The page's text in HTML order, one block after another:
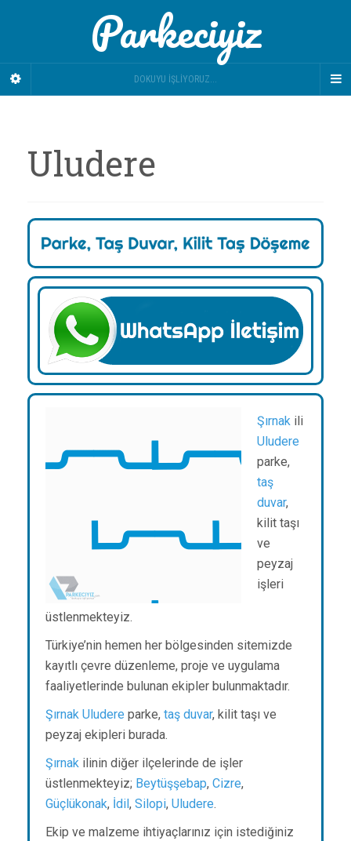
Parkeciyiz
DOKUYU İŞLIYORUZ...
Uludere
Şırnak ili
Uludere
parke,
taş
duvar,
kilit taşı
ve
peyzaj
işleri
üstlenmekteyiz.
Türkiye’nin hemen her bölgesinden sitemizde
kayıtlı çevre düzenleme, proje ve uygulama
faaliyetlerinde bulunan ekipler bulunmaktadır.
Şırnak Uludere parke, taş duvar, kilit taşı ve
peyzaj ekipleri burada.
Şırnak ilinin diğer ilçelerinde de işler
üstlenmekteyiz; Beytüşşebap, Cizre,
Güçlükonak, İdil , Silopi, Uludere.
Ekip ve malzeme ihtiyaçlarınız için istediğiniz